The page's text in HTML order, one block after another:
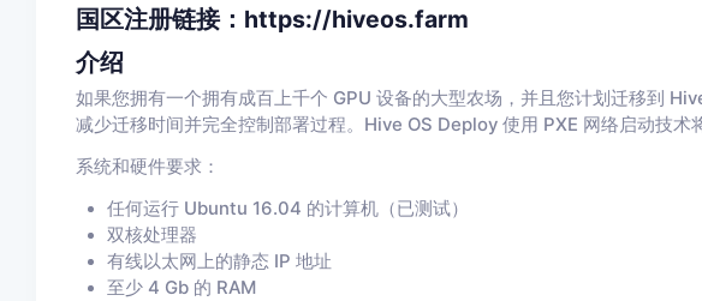
国区注册链接：https://hiveos.farm
介绍
如果您拥有一个拥有成百上千个 GPU 设备的大型农场，并且您计划迁移到
减少迁移时间并完全控制部署过程。Hive OS Deploy 使用 PXE 网络启动技术
系统和硬件要求：
任何运行 Ubuntu 16.04 的计算机（已测试）
双核处理器
有线以太网上的静态 IP 地址
至少 4 Gb 的 RAM